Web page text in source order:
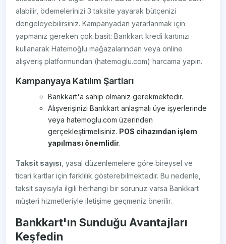
alabilir, ödemelerinizi 3 taksite yayarak bütçenizi
dengeleyebilirsiniz. Kampanyadan yararlanmak için
yapmanız gereken çok basit: Bankkart kredi kartınızı
kullanarak Hatemoğlu mağazalarından veya online
alışveriş platformundan (hatemoglu.com) harcama yapın.
Kampanyaya Katılım Şartları
Bankkart'a sahip olmanız gerekmektedir.
Alışverişinizi Bankkart anlaşmalı üye işyerlerinde
veya hatemoglu.com üzerinden
gerçekleştirmelisiniz. POS cihazından işlem
yapılması önemlidir.
Taksit sayısı , yasal düzenlemelere göre bireysel ve
ticari kartlar için farklılık gösterebilmektedir. Bu nedenle,
taksit sayısıyla ilgili herhangi bir sorunuz varsa Bankkart
müşteri hizmetleriyle iletişime geçmeniz önerilir.
Bankkart'ın Sunduğu Avantajları
Keşfedin